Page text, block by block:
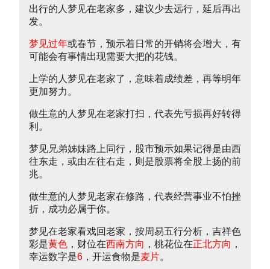
出行的人梦见在老家多，建议少去远行，延后再出
发。
梦见过年或春节，预示着日常的开销将会增大，有
可能会有事情出现需要大把的花钱。
上学的人梦见在老家了，意味着成绩差，再等明年
更加努力。
做生意的人梦见在老家打扫，代表先亏损再好转得
利。
梦见兄弟姊妹路上同行，股市预示如果记得是由西
往东走，或由左往右走，则是股票将全股上扬的前
兆。
做生意的人梦见老家在修路，代表经营事业不怕挫
折，成功必属于你。
梦见在老家看戏回老家，按周易五行分析，吉祥色
彩是黄色 ，财位在西南方向 ，桃花位在正北方向 ，
幸运数字是6 ，开运食物是麦片。